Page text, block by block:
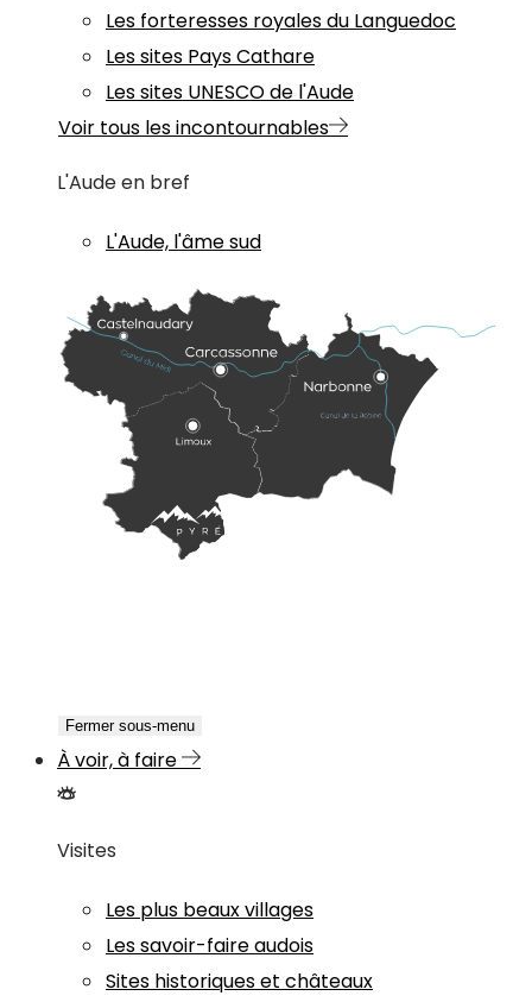
Les forteresses royales du Languedoc
Les sites Pays Cathare
Les sites UNESCO de l'Aude
Voir tous les incontournables
L'Aude en bref
L'Aude, l'âme sud
Fermer sous-menu
À voir, à faire
Visites
Les plus beaux villages
Les savoir-faire audois
Sites historiques et châteaux